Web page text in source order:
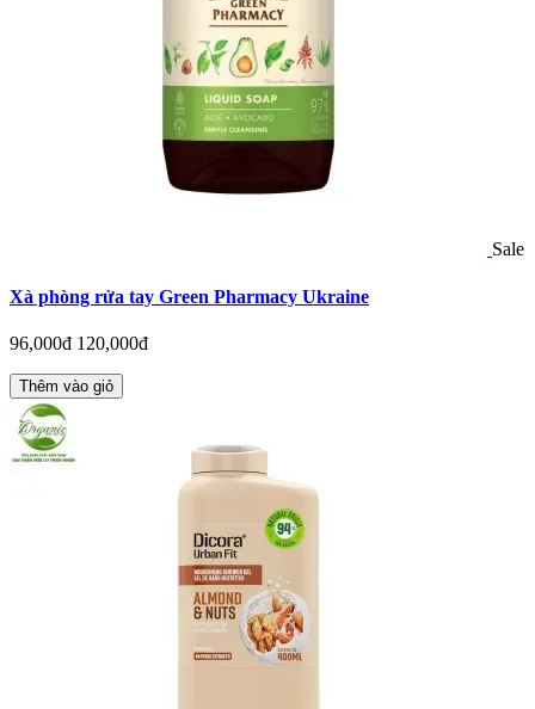
Sale
Xà phòng rửa tay Green Pharmacy Ukraine
96,000đ 120,000đ
Thêm vào giỏ